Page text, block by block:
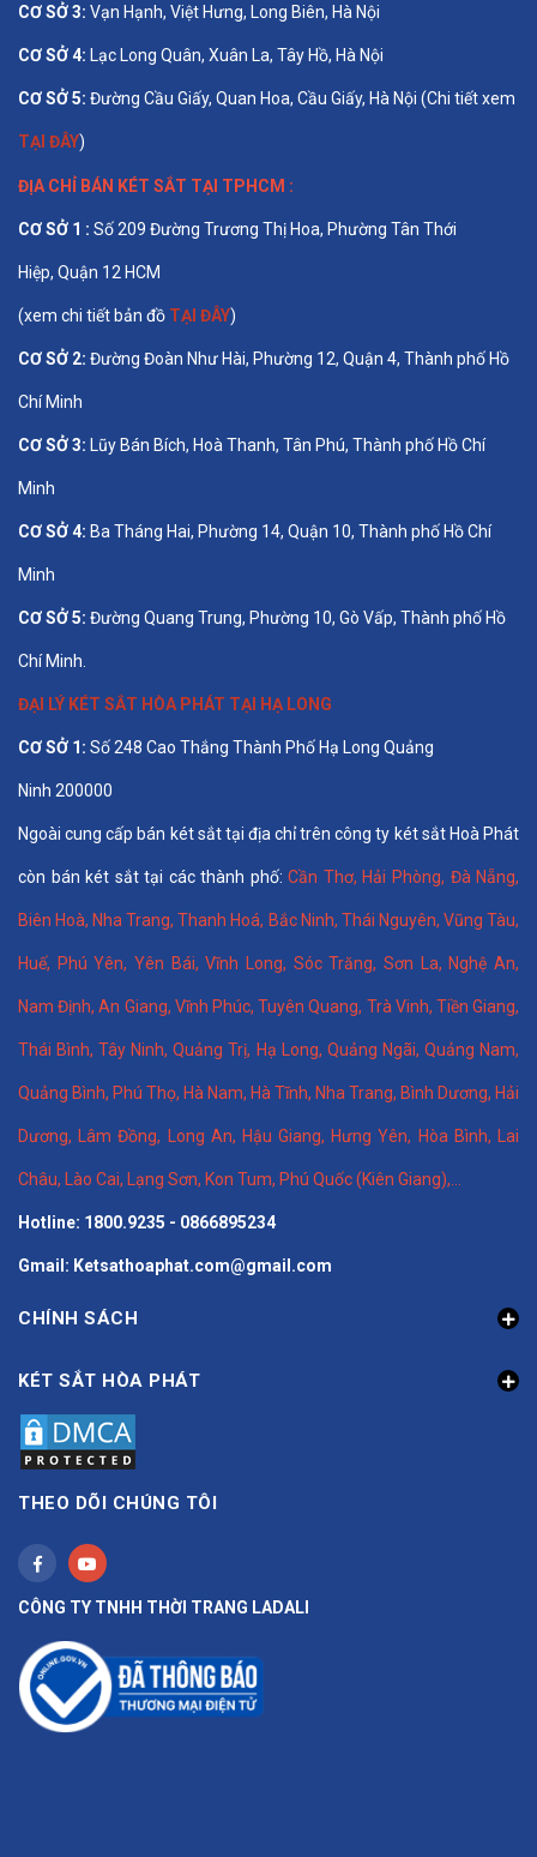
CƠ SỞ 3: Vạn Hạnh, Việt Hưng, Long Biên, Hà Nội
CƠ SỞ 4: Lạc Long Quân, Xuân La, Tây Hồ, Hà Nội
CƠ SỞ 5: Đường Cầu Giấy, Quan Hoa, Cầu Giấy, Hà Nội (Chi tiết xem
TẠI ĐÂY)
ĐỊA CHỈ BÁN KÉT SẮT TẠI TPHCM :
CƠ SỞ 1 : Số 209 Đường Trương Thị Hoa, Phường Tân Thới
Hiệp, Quận 12 HCM
(xem chi tiết bản đồ TẠI ĐÂY)
CƠ SỞ 2: Đường Đoàn Như Hài, Phường 12, Quận 4, Thành phố Hồ
Chí Minh
CƠ SỞ 3: Lũy Bán Bích, Hoà Thanh, Tân Phú, Thành phố Hồ Chí
Minh
CƠ SỞ 4: Ba Tháng Hai, Phường 14, Quận 10, Thành phố Hồ Chí
Minh
CƠ SỞ 5: Đường Quang Trung, Phường 10, Gò Vấp, Thành phố Hồ
Chí Minh.
ĐẠI LÝ KÉT SẮT HÒA PHÁT TẠI HẠ LONG
CƠ SỞ 1: Số 248 Cao Thắng Thành Phố Hạ Long Quảng
Ninh 200000
Ngoài cung cấp bán két sắt tại địa chỉ trên công ty két sắt Hoà Phát
còn bán két sắt tại các thành phố:Cần Thơ,Hải Phòng, Đà Nẵng,
Biên Hoà,Nha Trang,Thanh Hoá, Bắc Ninh, Thái Nguyên, Vũng Tàu,
Huế, Phú Yên,Yên Bái,Vĩnh Long, Sóc Trăng,Sơn La,Nghệ An,
Nam Định,An Giang, Vĩnh Phúc,Tuyên Quang, Trà Vinh, Tiền Giang,
Thái Bình,Tây Ninh,Quảng Trị, Hạ Long, Quảng Ngãi, Quảng Nam,
Quảng Bình, Phú Thọ, Hà Nam, Hà Tĩnh, Nha Trang, Bình Dương, Hải
Dương,Lâm Đồng, Long An, Hậu Giang,Hưng Yên, Hòa Bình,Lai
Châu, Lào Cai, Lạng Sơn, Kon Tum, Phú Quốc (Kiên Giang),...
Hotline: 1800.9235 - 0866895234
Gmail: Ketsathoaphat.com@gmail.com
CHÍNH SÁCH
KÉT SẮT HÒA PHÁT
THEO DÕI CHÚNG TÔI
CÔNG TY TNHH THỜI TRANG LADALI